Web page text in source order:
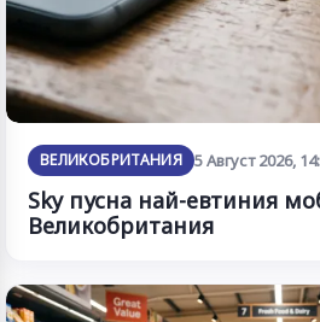
ВЕЛИКОБРИТАНИЯ 5 Август 2026,
Sky пусна най-евтиния
Великобритания